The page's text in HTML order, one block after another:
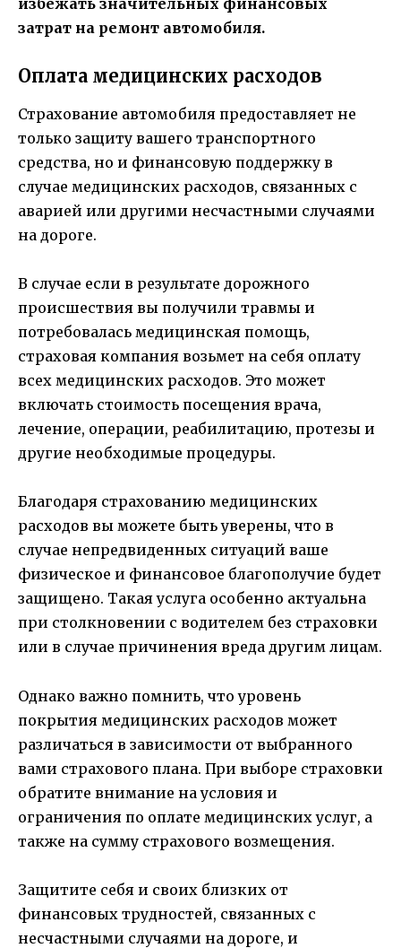
затрат на ремонт автомобиля.
Оплата медицинских расходов
Страхование автомобиля предоставляет не
только защиту вашего транспортного
средства, но и финансовую поддержку в
случае медицинских расходов, связанных с
аварией или другими несчастными случаями
на дороге.
В случае если в результате дорожного
происшествия вы получили травмы и
потребовалась медицинская помощь,
страховая компания возьмет на себя оплату
всех медицинских расходов. Это может
включать стоимость посещения врача,
лечение, операции, реабилитацию, протезы и
другие необходимые процедуры.
Благодаря страхованию медицинских
расходов вы можете быть уверены, что в
случае непредвиденных ситуаций ваше
физическое и финансовое благополучие будет
защищено. Такая услуга особенно актуальна
при столкновении с водителем без страховки
или в случае причинения вреда другим лицам.
Однако важно помнить, что уровень
покрытия медицинских расходов может
различаться в зависимости от выбранного
вами страхового плана. При выборе страховки
обратите внимание на условия и
ограничения по оплате медицинских услуг, а
также на сумму страхового возмещения.
Защитите себя и своих близких от
финансовых трудностей, связанных с
несчастными случаями на дороге, и